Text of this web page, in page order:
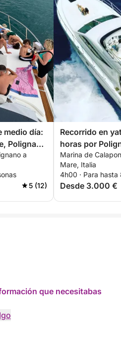
medio día:
Polignano
a
5 (12)
Recorrido en
horas por
Marina de
Mare, Italia
4h00 · Para hasta
Desde 3.000 €
que necesitabas